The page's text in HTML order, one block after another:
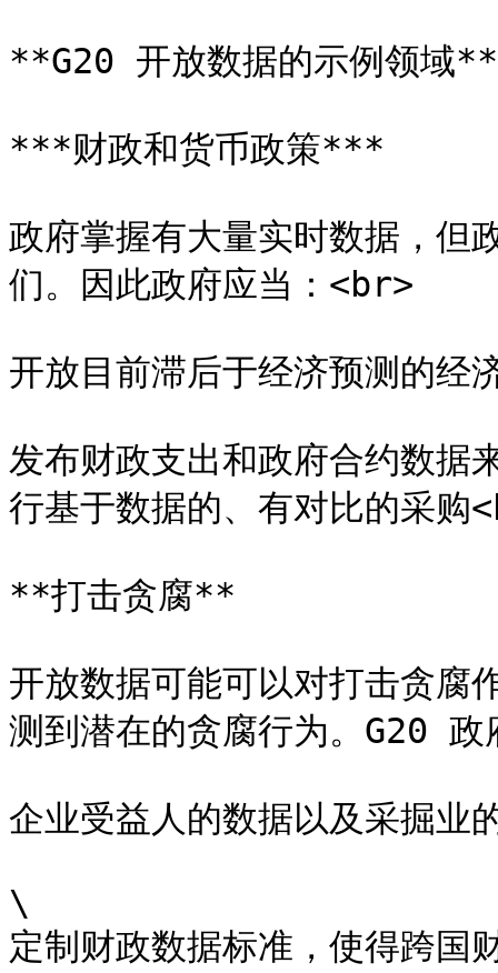
**G20 开放数据的示例领域**
***财政和货币政策***
政府掌握有大量实时数据，但
们。因此政府应当：<br>
开放目前滞后于经济预测的经
发布财政支出和政府合约数据
行基于数据的、有对比的采购
**打击贪腐**
开放数据可能可以对打击贪腐
测到潜在的贪腐行为。G20
企业受益人的数据以及采掘业
\
定制财政数据标准，使得跨国